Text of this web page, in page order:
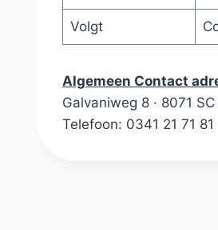
Volgt
Algemeen Contact
Galvaniweg 8 · 8071 SC
Telefoon: 0341 21 71